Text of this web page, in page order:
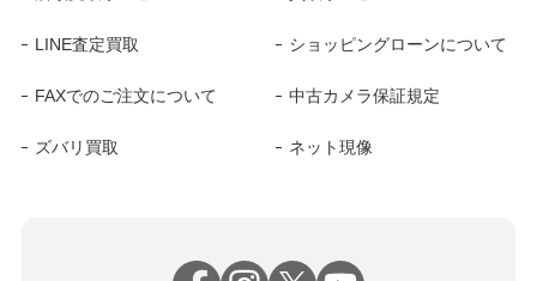
LINE査定買取 ショッピングローンについて
FAXでのご注文について 中古カメラ保証規定
ズバリ買取 ネット現像